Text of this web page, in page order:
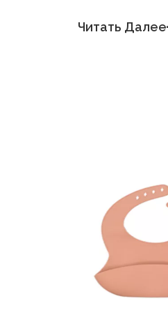
адсорбировать
Читать Далее